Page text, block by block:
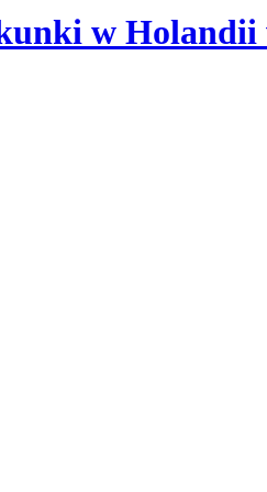
w Holandii